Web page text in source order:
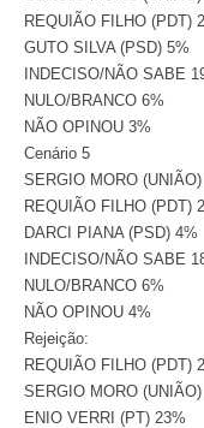
REQUIÃO FILHO (PDT)
GUTO SILVA (PSD) 5%
INDECISO/NÃO SABE
NULO/BRANCO 6%
NÃO OPINOU 3%
Cenário 5
SERGIO MORO
REQUIÃO FILHO (PDT)
DARCI PIANA (PSD) 4%
INDECISO/NÃO SABE
NULO/BRANCO 6%
NÃO OPINOU 4%
Rejeição:
REQUIÃO FILHO (PDT)
SERGIO MORO
ENIO VERRI (PT) 23%